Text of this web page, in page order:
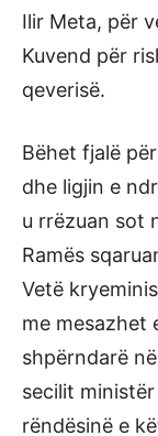
Ilir Meta, për
Kuvend për
qeverisë.
Bëhet fjalë
dhe ligjin e
u rrëzuan sot
Ramës
Vetë
me mesazhet
shpërndarë
secilit
rëndësinë e